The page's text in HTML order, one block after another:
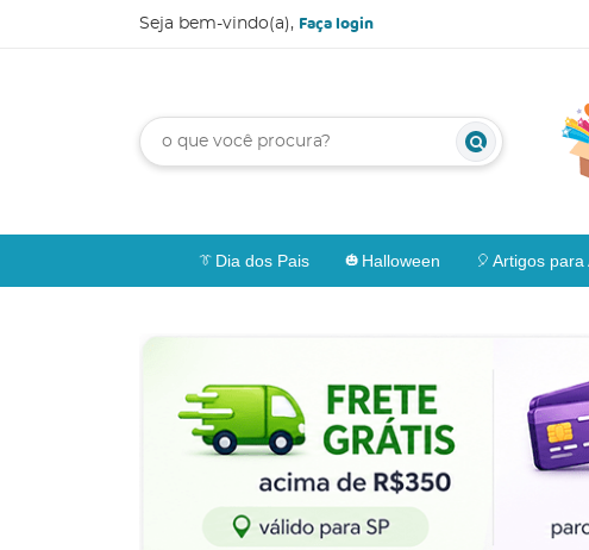
Seja bem-vindo(a), Faça login
Dia dos Pais Halloween Artigos para